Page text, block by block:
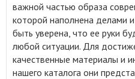
важной частью образа
которой наполнена делами
быть уверена, что ее руки
любой ситуации. Для
качественные материалы и
нашего каталога они